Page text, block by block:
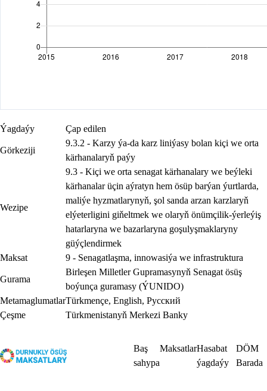
Ýagdaýy Çap edilen
Görkeziji
9.3.2 - Karzy ýa-da karz liniýasy bolan kiçi we orta
kärhanalaryň paýy
Wezipe
9.3 - Kiçi we orta senagat kärhanalary we beýleki
kärhanalar üçin aýratyn hem ösüp barýan ýurtlarda,
maliýe hyzmatlarynyň, şol sanda arzan karzlaryň
elýeterligini giňeltmek we olaryň önümçilik-ýerleýiş
hatarlaryna we bazarlaryna goşulyşmaklaryny
güýçlendirmek
Maksat
9 - Senagatlaşma, innowasiýa we infrastruktura
Gurama
Birleşen Milletler Gupramasynyň Senagat ösüş
boýunça guramasy (ÝUNIDO)
MetamaglumatlarTürkmençe, English, Русский
Çeşme
Türkmenistanyň Merkezi Banky
Baş
sahypa
MaksatlarHasabat
ýagdaýy
DÖM
Barada